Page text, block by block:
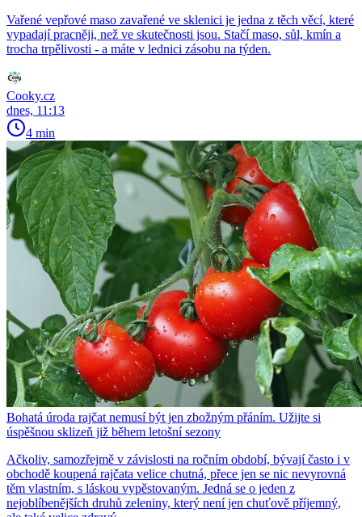
Vařené vepřové maso zavařené ve sklenici je jedna z těch věcí, které
vypadají pracněji, než ve skutečnosti jsou. Stačí maso, sůl, kmín a
trocha trpělivosti - a máte v lednici zásobu na týden.
Cooky.cz
dnes, 11:13
4 min
Bohatá úroda rajčat nemusí být jen zbožným přáním. Užijte si
úspěšnou sklizeň již během letošní sezony
Ačkoliv, samozřejmě v závislosti na ročním období, bývají často i v
obchodě koupená rajčata velice chutná, přece jen se nic nevyrovná
těm vlastním, s láskou vypěstovaným. Jedná se o jeden z
nejoblíbenějších druhů zeleniny, který není jen chuťově příjemný,